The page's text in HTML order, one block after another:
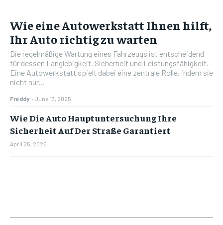
Wie eine Autowerkstatt Ihnen hilft,
Ihr Auto richtig zu warten
Die regelmäßige Wartung eines Fahrzeugs ist entscheidend
für dessen Langlebigkeit, Sicherheit und Leistungsfähigkeit.
Eine Autowerkstatt spielt dabei eine zentrale Rolle, indem sie
nicht nur...
Freddy - June 13, 2025
Wie Die Auto Hauptuntersuchung Ihre
Sicherheit Auf Der Straße Garantiert
April 25, 2025